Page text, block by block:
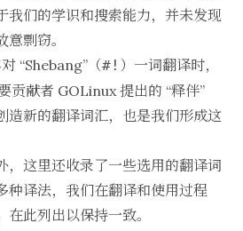
我们的学识和搜索能力，并未发现
剽窃。
“Shebang”（#! ）一词翻译时，
贡献者 GOLinux 提出的 “释伴”
造新的翻译词汇，也是我们形成这
，这里还收录了一些选用的翻译词
种译法，我们在翻译和使用过程
此列出以保持一致。